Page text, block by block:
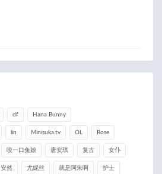
df Hana Bunny
lin Minisuka.tv OL Rose
咬一口兔娘 唐安琪 复古 女仆
安然 尤妮丝 就是阿朱啊 护士